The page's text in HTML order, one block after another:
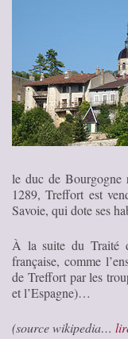
le duc de Bourgogne
1289, Treffort est
Savoie, qui dote ses
À la suite du Traité
française, comme
de Treffort par les
et l’Espagne)…
(source wikipedia…